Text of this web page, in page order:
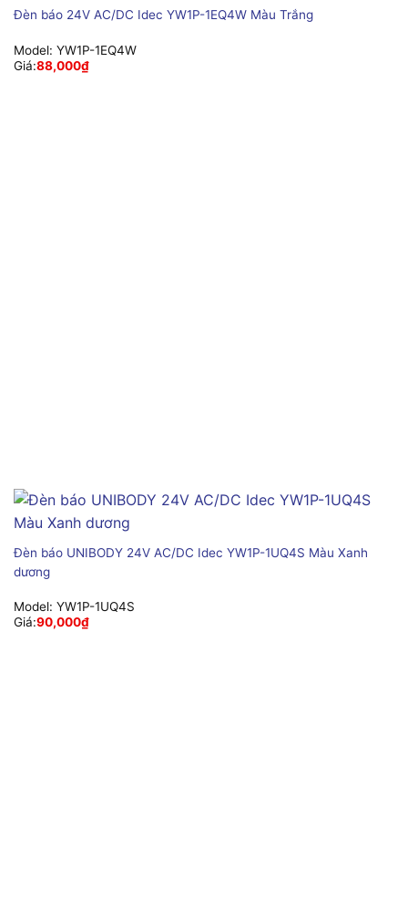
Đèn báo 24V AC/DC Idec YW1P-1EQ4W Màu Trắng
Model: YW1P-1EQ4W
Giá:88,000₫
Đèn báo UNIBODY 24V AC/DC Idec YW1P-1UQ4S Màu Xanh
dương
Model: YW1P-1UQ4S
Giá:90,000₫